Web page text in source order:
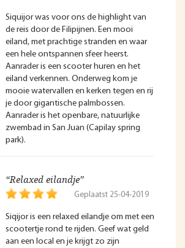
Siquijor was voor ons de highlight van
de reis door de Filipijnen. Een mooi
eiland, met prachtige stranden en waar
een hele ontspannen sfeer heerst.
Aanrader is een scooter huren en het
eiland verkennen. Onderweg kom je
mooie watervallen en kerken tegen en rij
je door gigantische palmbossen.
Aanrader is het openbare, natuurlijke
zwembad in San Juan (Capilay spring
park).
“Relaxed eilandje”
Geplaatst 25-04-2019
Siqijor is een relaxed eilandje om met een
scootertje rond te rijden. Geef wat geld
aan een local en je krijgt zo zijn